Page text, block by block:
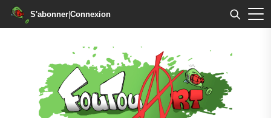
S'abonner|Connexion